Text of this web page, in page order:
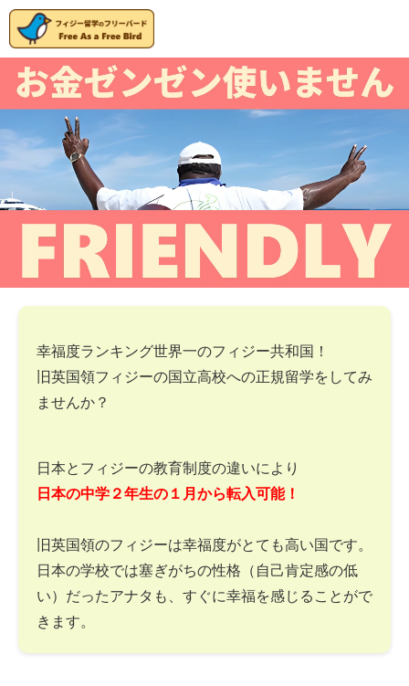
幸福度ランキング世界一のフィジー共和国！
旧英国領フィジーの国立高校への正規留学をしてみ
ませんか？
日本とフィジーの教育制度の違いにより
日本の中学２年生の１月から転入可能！
旧英国領のフィジーは幸福度がとても高い国です。
日本の学校では塞ぎがちの性格（自己肯定感の低
い）だったアナタも、すぐに幸福を感じることがで
きます。